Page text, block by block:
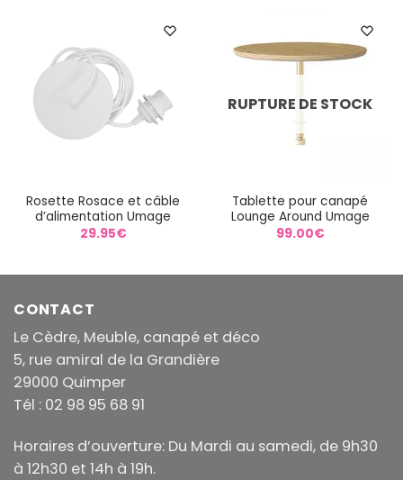
Rosette Rosace et câble
d’alimentation Umage
29.95€
RUPTURE DE STOCK
Tablette pour canapé
Lounge Around Umage
99.00€
CONTACT
Le Cèdre, Meuble, canapé et déco
5, rue amiral de la Grandière
29000 Quimper
Tél : 02 98 95 68 91
Horaires d’ouverture: Du Mardi au samedi, de 9h30
à 12h30 et 14h à 19h.